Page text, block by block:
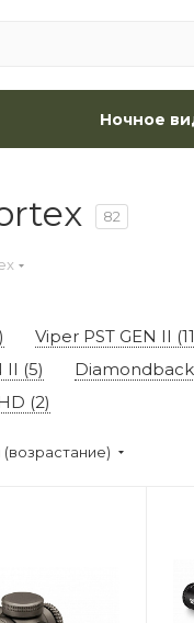
Ночное
82
Viper PST GEN II
II (5)
Diamondback
(2)